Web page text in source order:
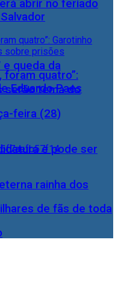
e queda da
serão tema do
feira (28)
rainha dos
de fãs de toda
abrir no feriado
foram quatro”:
Eduardo Paes
e pode ser